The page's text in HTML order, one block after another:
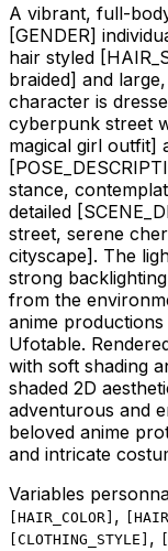
A vibrant, full-
[GENDER]
hair styled
braided] and
character is
cyberpunk street
magical girl outfit]
stance,
detailed
street, serene
cityscape]. The
strong
from the
anime
Ufotable.
with soft shading
shaded 2D
adventurous and
beloved anime
and intricate
Variables
HAIR_COLOR ,
CLOTHING_STYLE ,